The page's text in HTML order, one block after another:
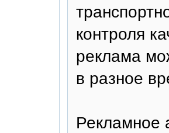
контроля
реклама
в разное
Рекламное